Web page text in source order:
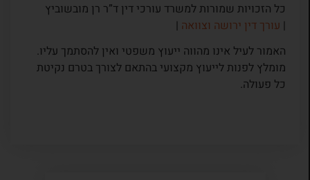
כל הזכויות שמורות למשרד עורכי דין ד”ר רן מובשוביץ
| עורך דין ירושה וצוואה|
האמור לעיל אינו מהווה ייעוץ משפטי ואין להסתמך עליו.
מומלץ לפנות לייעוץ מקצועי בהתאם לצורך בטרם נקיטת
כל פעולה.